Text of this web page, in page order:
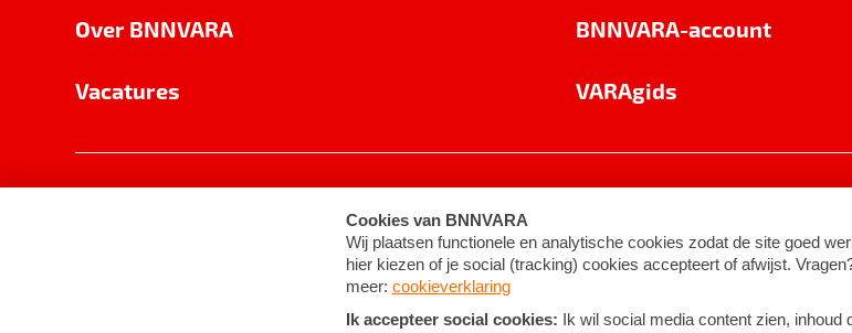
Over BNNVARA
Vacatures
BNNVARA-account
VARAgids
Cookie-instellingen Algemene voorwaarden ©2026BNNVARA